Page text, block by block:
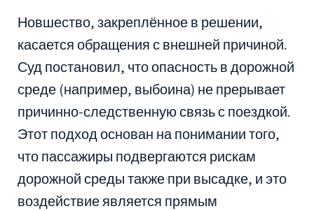
Новшество, закреплённое в решении,
касается обращения с внешней причиной.
Суд постановил, что опасность в дорожной
среде (например, выбоина) не прерывает
причинно-следственную связь с поездкой.
Этот подход основан на понимании того,
что пассажиры подвергаются рискам
дорожной среды также при высадке, и это
воздействие является прямым